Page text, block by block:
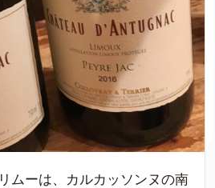
ムーは、カルカッソンヌの南